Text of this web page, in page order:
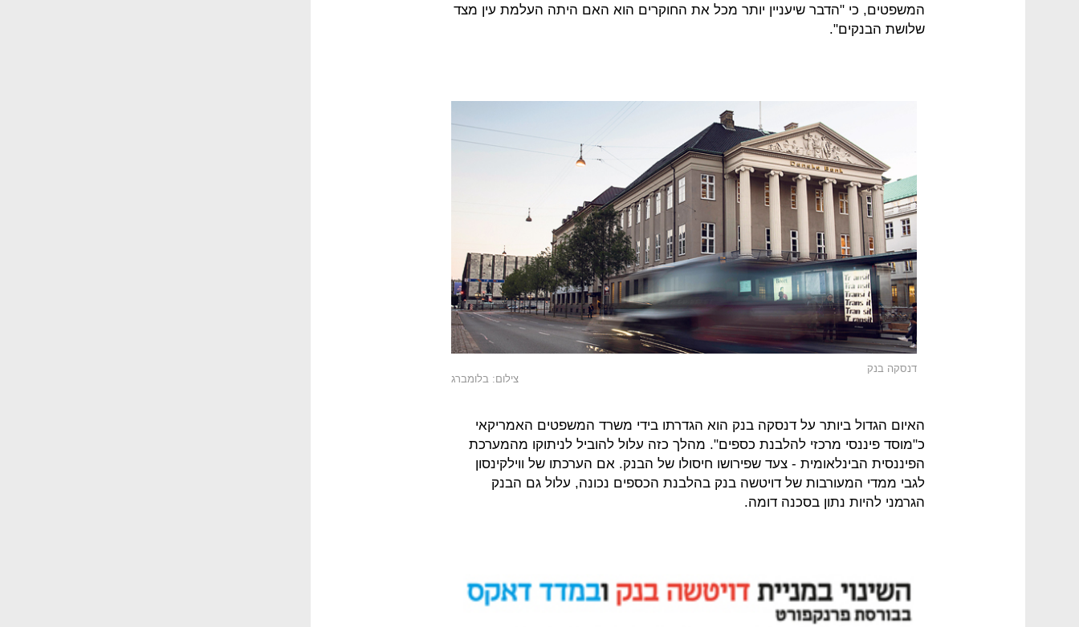
המשפטים, כי "הדבר שיעניין יותר מכל את החוקרים הוא האם היתה העלמת עין מצד
שלושת הבנקים".
דנסקה בנק
צילום: בלומברג
האיום הגדול ביותר על דנסקה בנק הוא הגדרתו בידי משרד המשפטים האמריקאי
כ"מוסד פיננסי מרכזי להלבנת כספים". מהלך כזה עלול להוביל לניתוקו מהמערכת
הפיננסית הבינלאומית - צעד שפירושו חיסולו של הבנק. אם הערכתו של ווילקינסון
לגבי ממדי המעורבות של דויטשה בנק בהלבנת הכספים נכונה, עלול גם הבנק
הגרמני להיות נתון בסכנה דומה.